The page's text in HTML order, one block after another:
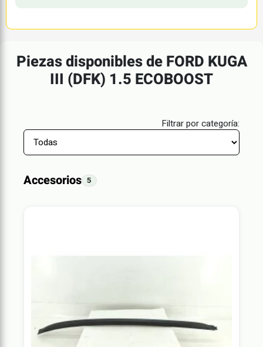
Piezas disponibles de FORD KUGA
III (DFK) 1.5 ECOBOOST
Filtrar por categoría:
Accesorios 5